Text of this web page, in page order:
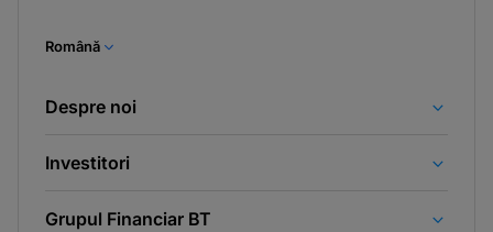
Română
Despre noi
Investitori
Grupul Financiar BT